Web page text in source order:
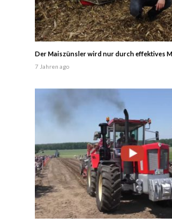
Der Maiszünsler wird nur durch effektives
7 Jahren ago